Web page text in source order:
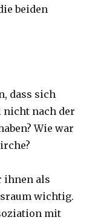
beiden
dass sich
nicht nach der
Wie war
ihnen als
wichtig.
mit